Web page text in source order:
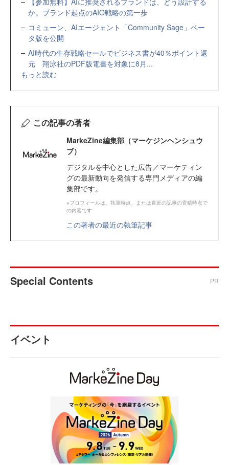
か。ブランド起点のAIO戦略の第一歩
コミューン、AIエージェント「Community Sage」ベー
タ版を公開
AI時代の生存戦略セールでビジネス書が40％ポイント還
元 翔泳社のPDF版電書を対象に8月...
もっと読む
この記事の著者
MarkeZine編集部（マーケジンヘンシュウ
ブ）
デジタルを中心とした広告／マーケティン
グの最新動向を発信する専門メディアの編
集部です。
※プロフィールは、執筆時点、または直近の記事の寄稿時点で
の内容です
この著者の最近の執筆記事
Special Contents PR
イベント